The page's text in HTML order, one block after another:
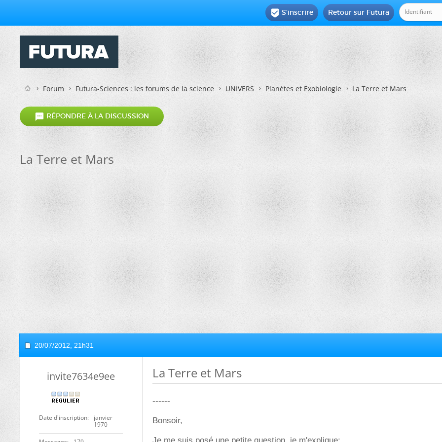
Retour sur Futura
 S'inscrire
Forum Futura-Sciences : les forums de la science UNIVERS Planètes et Exobiologie La Terre et Mars
 RÉPONDRE À LA DISCUSSION
La Terre et Mars
20/07/2012, 21h31
invite7634e9ee
Date d'inscription
janvier
1970
La Terre et Mars
------
Bonsoir,